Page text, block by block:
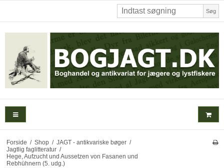
Søg
Forside / Shop / JAGT - antikvariske bøger /
Jagtlig faglitteratur /
Hege, Aufzucht und Aussetzen von Fasanen und
Rebhühnern (5. udg.)